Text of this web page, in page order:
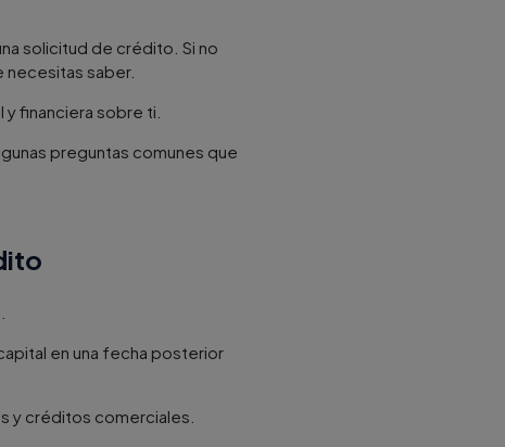
solicitud de crédito. Si no
saber.
financiera sobre ti.
preguntas comunes que
en una fecha posterior
y créditos comerciales.